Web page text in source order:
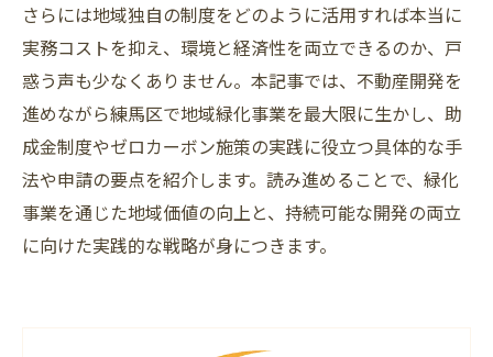
さらには地域独自の制度をどのように活用すれば本当に
実務コストを抑え、環境と経済性を両立できるのか、戸
惑う声も少なくありません。本記事では、不動産開発を
進めながら練馬区で地域緑化事業を最大限に生かし、助
成金制度やゼロカーボン施策の実践に役立つ具体的な手
法や申請の要点を紹介します。読み進めることで、緑化
事業を通じた地域価値の向上と、持続可能な開発の両立
に向けた実践的な戦略が身につきます。